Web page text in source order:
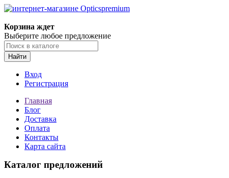
Корзина ждет
Выберите любое предложение
Найти
Вход
Регистрация
Главная
Блог
Доставка
Оплата
Контакты
Карта сайта
Каталог предложений